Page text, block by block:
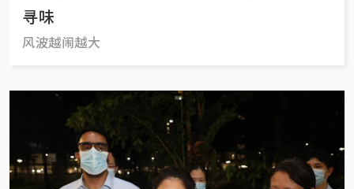
寻味
风波越闹越大